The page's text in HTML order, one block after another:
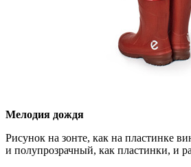
Мелодия дождя
Рисунок на зонте, как на пластинке
и полупрозрачный, как пластинки, и